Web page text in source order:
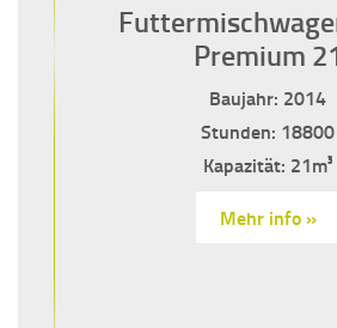
Premium
Baujahr: 2014
Stunden: 18800
Kapazität: 21m³
Mehr info »